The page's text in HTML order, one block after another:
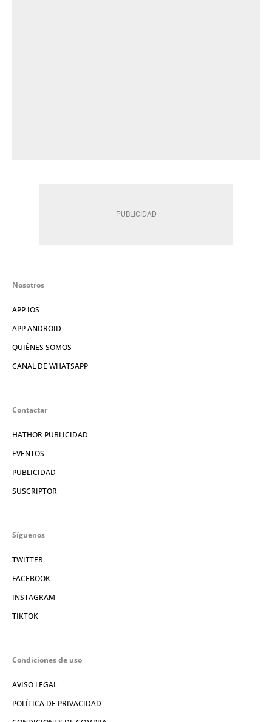
Nosotros
APP IOS
APP ANDROID
QUIÉNES SOMOS
CANAL DE WHATSAPP
Contactar
HATHOR PUBLICIDAD
EVENTOS
PUBLICIDAD
SUSCRIPTOR
Síguenos
TWITTER
FACEBOOK
INSTAGRAM
TIKTOK
Condiciones de uso
AVISO LEGAL
POLÍTICA DE PRIVACIDAD